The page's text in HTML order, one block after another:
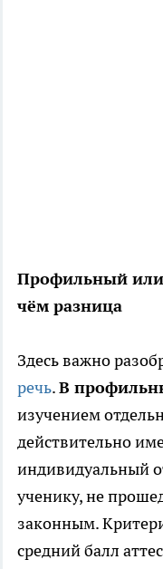
Профильный
чём разница
Здесь важно
речь.В
изучением
действительно
индивидуальный
ученику, не
законным.
средний балл